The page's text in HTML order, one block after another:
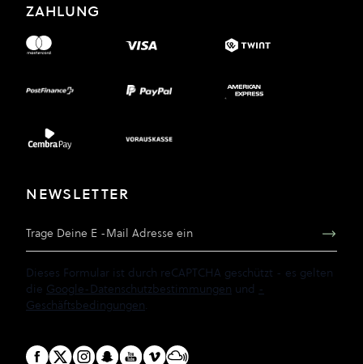
ZAHLUNG
NEWSLETTER
Dieses Formular ist durch reCAPTCHA geschützt - es gelten
die Google-Datenschutzbestimmungen und -
Geschäftsbedingungen.